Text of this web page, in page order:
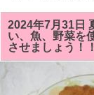
市
役
所
の
地
下
2024年7月31日
い、魚、野菜を
させましょう！！